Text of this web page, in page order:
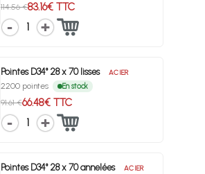
114.56 €83.16€ TTC
1
Pointes D34° 28 x 70 lisses ACIER
2200 pointes En stock
91.61 €66.48€ TTC
1
Pointes D34° 28 x 70 annelées ACIER